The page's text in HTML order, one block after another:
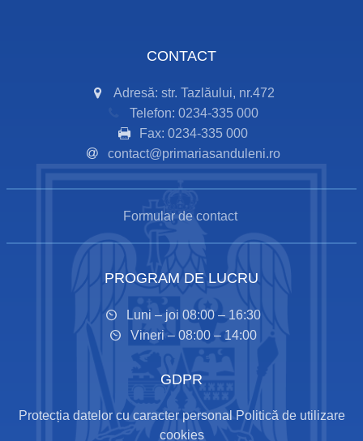
CONTACT
Adresă: str. Tazlăului, nr.472
Telefon: 0234-335 000
Fax: 0234-335 000
contact@primariasanduleni.ro
Formular de contact
PROGRAM DE LUCRU
Luni – joi 08:00 – 16:30
Vineri – 08:00 – 14:00
GDPR
Protecția datelor cu caracter personal
Politică de utilizare
cookies